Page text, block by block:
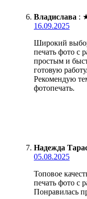
Владислава :
16.09.2025
Широкий
печать фото с
простым и
готовую
Рекомендую
фотопечать.
Надежда
05.08.2025
Топовое
печать фото с
Понравилась